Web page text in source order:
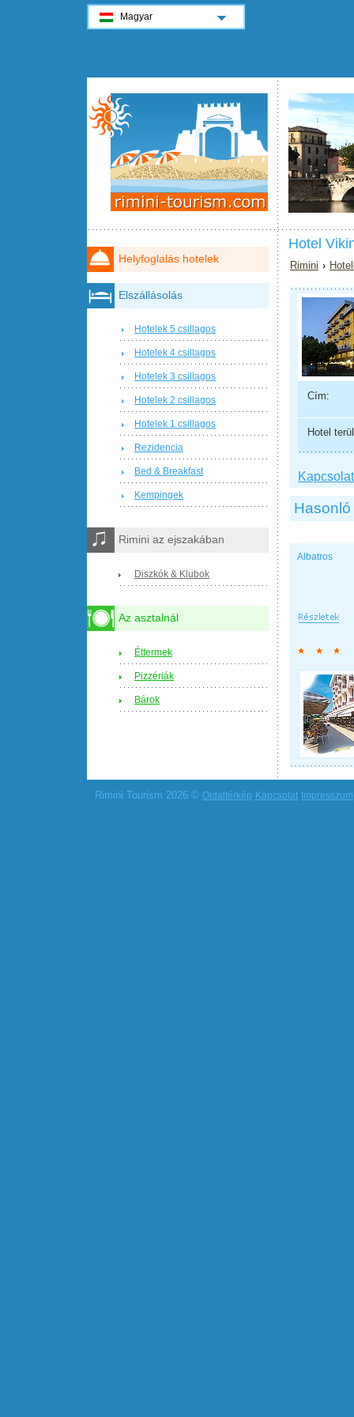
Hotel
Rimini ›
Cím:
Hotel
Albatros
Helyfoglalás hotelek
Elszállásolás
Hotelek 5 csillagos
Hotelek 4 csillagos
Hotelek 3 csillagos
Hotelek 2 csillagos
Hotelek 1 csillagos
Rezidencia
Bed & Breakfast
Kempingek
Rimini az ejszakában
Diszkók & Klubok
Az asztalnál
Éttermek
Pizzériák
Bárok
Rimini Tourism 2026 © Oldaltérkép Kapcsolat Impresszum
Magyar